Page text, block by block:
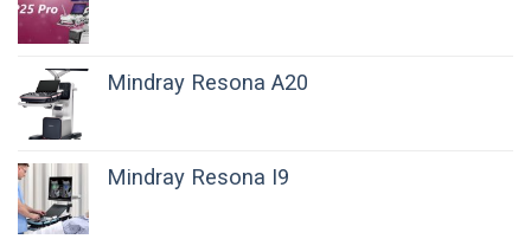
Mindray Resona A20
Mindray Resona I9